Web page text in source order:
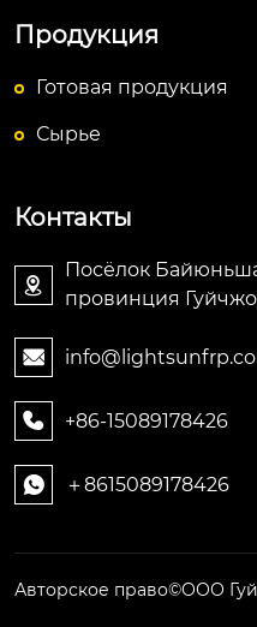
Продукция
Готовая продукция
Сырье
Контакты

Посёлок
провинция

 +86-15089178426
 ＋8615089178426
Авторское право©ООО